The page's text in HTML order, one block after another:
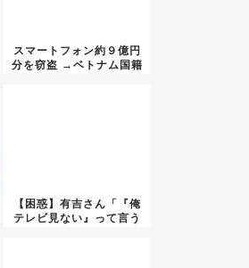
スマートフォン約９億円
分を窃盗 →ベトナム国籍
【困惑】有吉さん「『俺
テレビ見ない』って言う